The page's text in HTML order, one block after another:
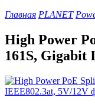
Главная PLANET
High Power
161S, Gigabit